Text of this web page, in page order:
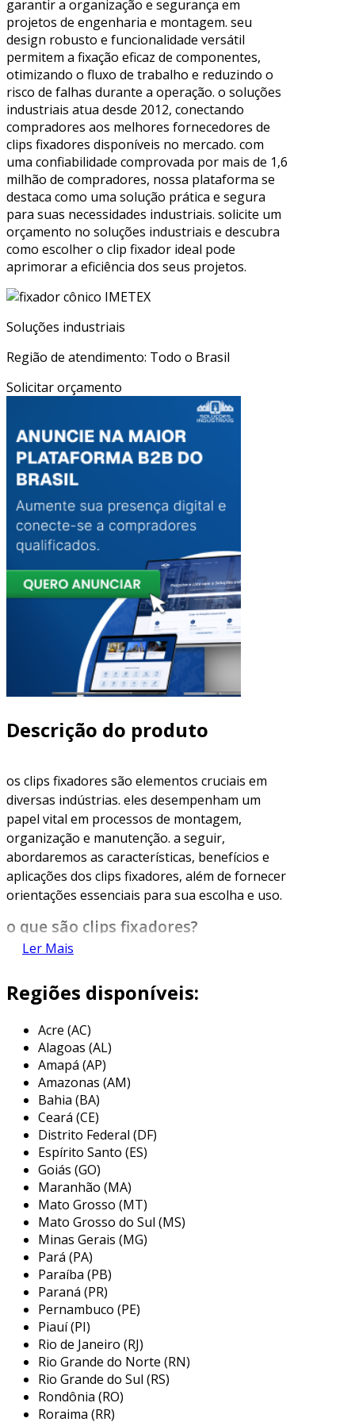
garantir a organização e segurança em
projetos de engenharia e montagem. seu
design robusto e funcionalidade versátil
permitem a fixação eficaz de componentes,
otimizando o fluxo de trabalho e reduzindo o
risco de falhas durante a operação. o soluções
industriais atua desde 2012, conectando
compradores aos melhores fornecedores de
clips fixadores disponíveis no mercado. com
uma confiabilidade comprovada por mais de 1,6
milhão de compradores, nossa plataforma se
destaca como uma solução prática e segura
para suas necessidades industriais. solicite um
orçamento no soluções industriais e descubra
como escolher o clip fixador ideal pode
aprimorar a eficiência dos seus projetos.
Soluções industriais
Região de atendimento: Todo o Brasil
Solicitar orçamento
Descrição do produto
os clips fixadores são elementos cruciais em
diversas indústrias. eles desempenham um
papel vital em processos de montagem,
organização e manutenção. a seguir,
abordaremos as características, benefícios e
aplicações dos clips fixadores, além de fornecer
orientações essenciais para sua escolha e uso.
o que são clips fixadores?
os clips fixadores são dispositivos pequenos,
utilizados para unir ou assegurar
permaneçam no lugar, evitando movimentos
indesejados. sua simplicidade e eficácia fazem
deles uma escolha popular em várias áreas.
características dos clips fixadores
os clips fixadores têm algumas características
que os tornam bastante procurados. entre as
principais, destacam-se:
durabilidade : feitos de materiais
resistentes, suportam longos períodos de
uso sem perder a eficiência.
versatilidade
múltiplas aplicações, desde setor
automotivo até eletroeletrônicos.
fácil instalação
instalada sem ferramentas específicas, o
que economiza tempo e mão de obra.
essas características conduzem a uma ampla
Ler Mais
Regiões disponíveis:
Acre (AC)
Alagoas (AL)
Amapá (AP)
Amazonas (AM)
Bahia (BA)
Ceará (CE)
Distrito Federal (DF)
Espírito Santo (ES)
Goiás (GO)
Maranhão (MA)
Mato Grosso (MT)
Mato Grosso do Sul (MS)
Minas Gerais (MG)
Pará (PA)
Paraíba (PB)
Paraná (PR)
Pernambuco (PE)
Piauí (PI)
Rio de Janeiro (RJ)
Rio Grande do Norte (RN)
Rio Grande do Sul (RS)
Rondônia (RO)
Roraima (RR)